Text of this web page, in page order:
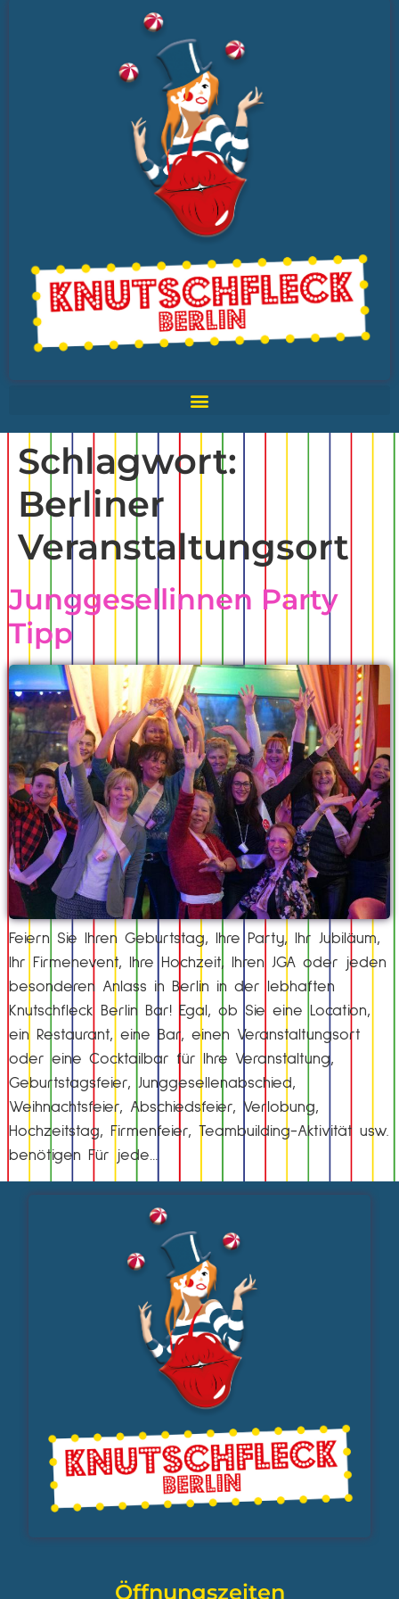
Schlagwort:
Berliner
Veranstaltungsort
Junggesellinnen Party
Tipp
Feiern Sie Ihren Geburtstag, Ihre Party, Ihr Jubiläum,
Ihr Firmenevent, Ihre Hochzeit, Ihren JGA oder jeden
besonderen Anlass in Berlin in der lebhaften
Knutschfleck Berlin Bar! Egal, ob Sie eine Location,
ein Restaurant, eine Bar, einen Veranstaltungsort
oder eine Cocktailbar für Ihre Veranstaltung,
Geburtstagsfeier, Junggesellenabschied,
Weihnachtsfeier, Abschiedsfeier, Verlobung,
Hochzeitstag, Firmenfeier, Teambuilding-Aktivität usw.
benötigen Für jede…
Öffnungszeiten